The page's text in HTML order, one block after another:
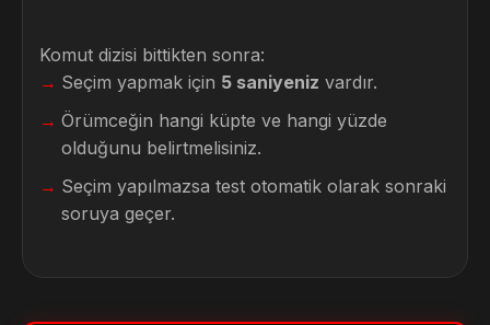
Komut dizisi bittikten sonra:
Seçim yapmak için 5 saniyeniz vardır.
Örümceğin hangi küpte ve hangi yüzde
olduğunu belirtmelisiniz.
Seçim yapılmazsa test otomatik olarak sonraki
soruya geçer.